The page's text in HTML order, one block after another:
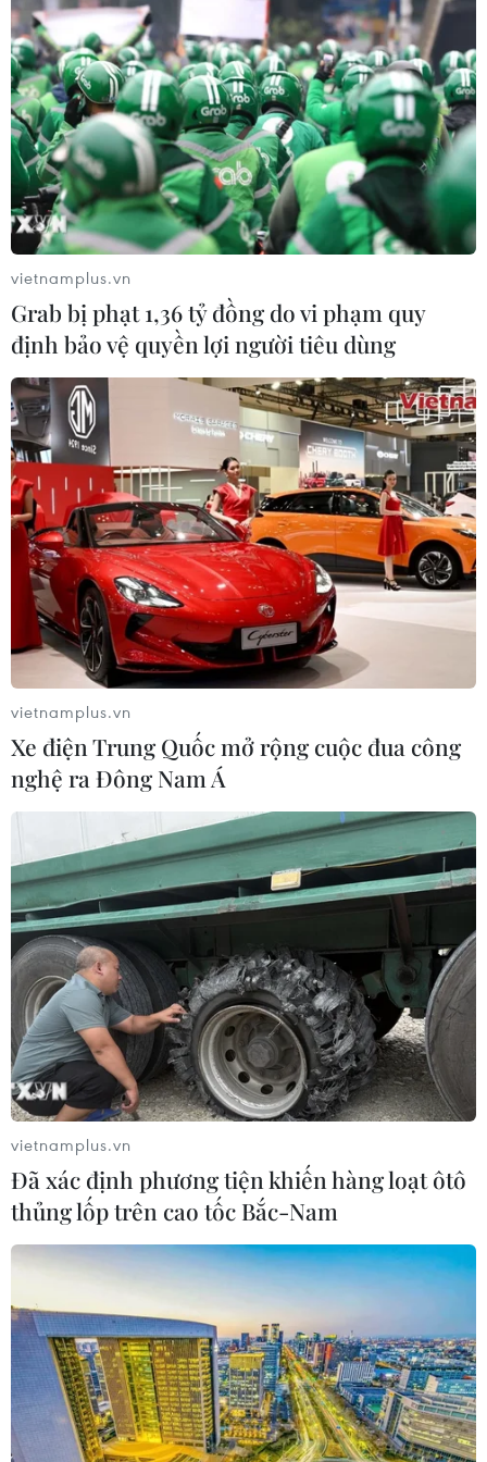
TIN CÙNG CHUYÊN MỤC
vietnamplus.vn
Grab bị phạt 1,36 tỷ đồng do vi phạm quy
định bảo vệ quyền lợi người tiêu dùng
vietnamplus.vn
Xe điện Trung Quốc mở rộng cuộc đua công
nghệ ra Đông Nam Á
vietnamplus.vn
Đã xác định phương tiện khiến hàng loạt ôtô
thủng lốp trên cao tốc Bắc-Nam